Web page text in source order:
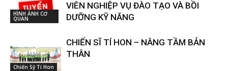
HÌNH ẢNH CƠ
QUAN
VIÊN NGHIỆP VỤ ĐÀO TẠO VÀ BỒI
DƯỠNG KỸ NĂNG
Chiến Sỹ Tí Hon
CHIẾN SĨ TÍ HON – NÂNG TẦM BẢN
THÂN